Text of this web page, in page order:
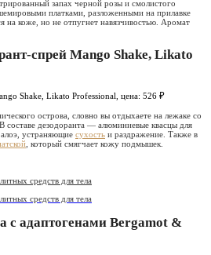
запах черной розы и смолистого
платками, разложенными на прилавке
на коже, но не отпугнет навязчивостью. Аромат
спрей Mango Shake, Likato
Shake, Likato Professional, цена: 526 ₽
острова, словно вы отдыхаете на лежаке со
составе дезодоранта — алюминиевые квасцы для
алоэ, устраняющие сухость и раздражение. Также в
, который смягчает кожу подмышек.
средств для тела
средств для тела
с адаптогенами Bergamot &